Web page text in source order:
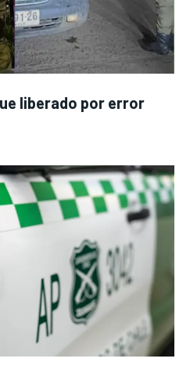
liberado por error